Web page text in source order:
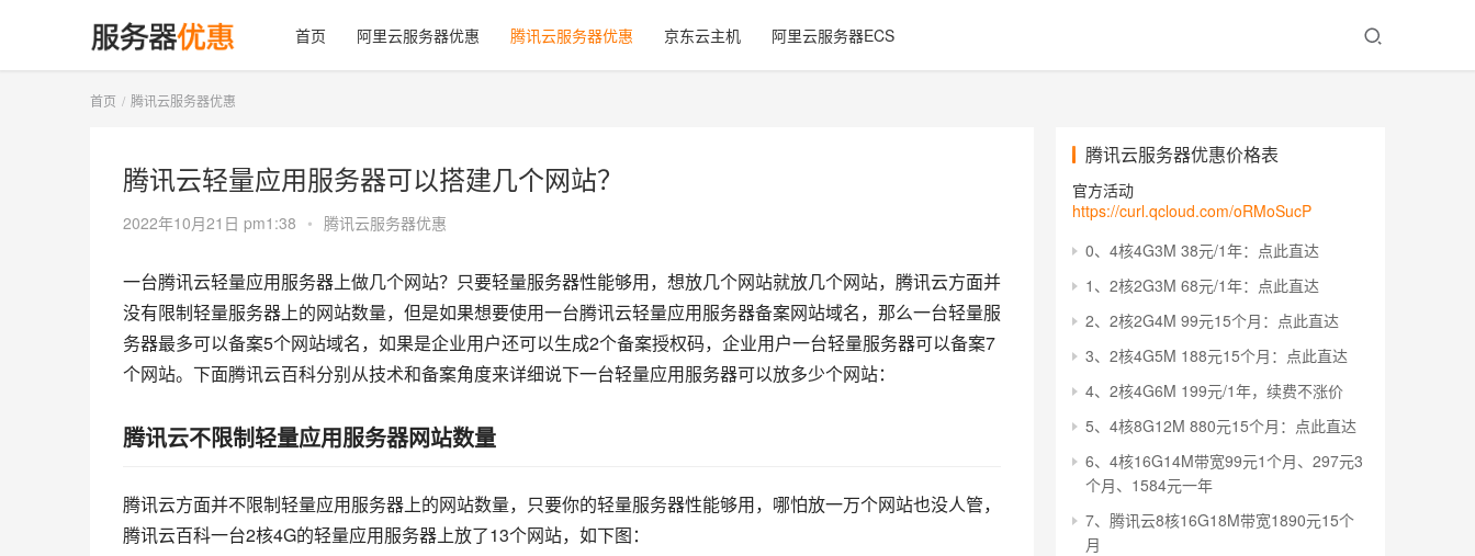
首页 阿里云服务器优惠 腾讯云服务器优惠 京东云主机 阿里云服务器ECS
首页 腾讯云服务器优惠
腾讯云轻量应用服务器可以搭建几个网站？
2022年10月21日 pm1:38 • 腾讯云服务器优惠
一台腾讯云轻量应用服务器上做几个网站？只要轻量服务器性能够用，想放几个网站就放几个网站，腾讯云方面并
没有限制轻量服务器上的网站数量，但是如果想要使用一台腾讯云轻量应用服务器备案网站域名，那么一台轻量服
务器最多可以备案5个网站域名，如果是企业用户还可以生成2个备案授权码，企业用户一台轻量服务器可以备案7
个网站。下面腾讯云百科分别从技术和备案角度来详细说下一台轻量应用服务器可以放多少个网站：
腾讯云不限制轻量应用服务器网站数量
腾讯云方面并不限制轻量应用服务器上的网站数量，只要你的轻量服务器性能够用，哪怕放一万个网站也没人管，
腾讯云百科一台2核4G的轻量应用服务器上放了13个网站，如下图：
腾讯云服务器优惠价格表
官方活动
https://curl.qcloud.com/oRMoSucP
0、4核4G3M 38元/1年：点此直达
1、2核2G3M 68元/1年：点此直达
2、2核2G4M 99元15个月：点此直达
3、2核4G5M 188元15个月：点此直达
4、2核4G6M 199元/1年，续费不涨价
5、4核8G12M 880元15个月：点此直达
6、4核16G14M带宽99元1个月、297元3
个月、1584元一年
7、腾讯云8核16G18M带宽1890元15个
月